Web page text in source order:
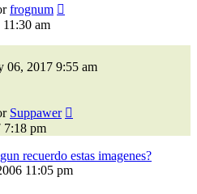
frognum
am
06, 2017 9:55 am
Suppawer
7:18 pm
recuerdo estas imagenes?
11:05 pm